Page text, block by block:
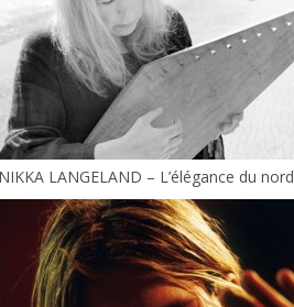
LANGELAND – L’élégance du nord